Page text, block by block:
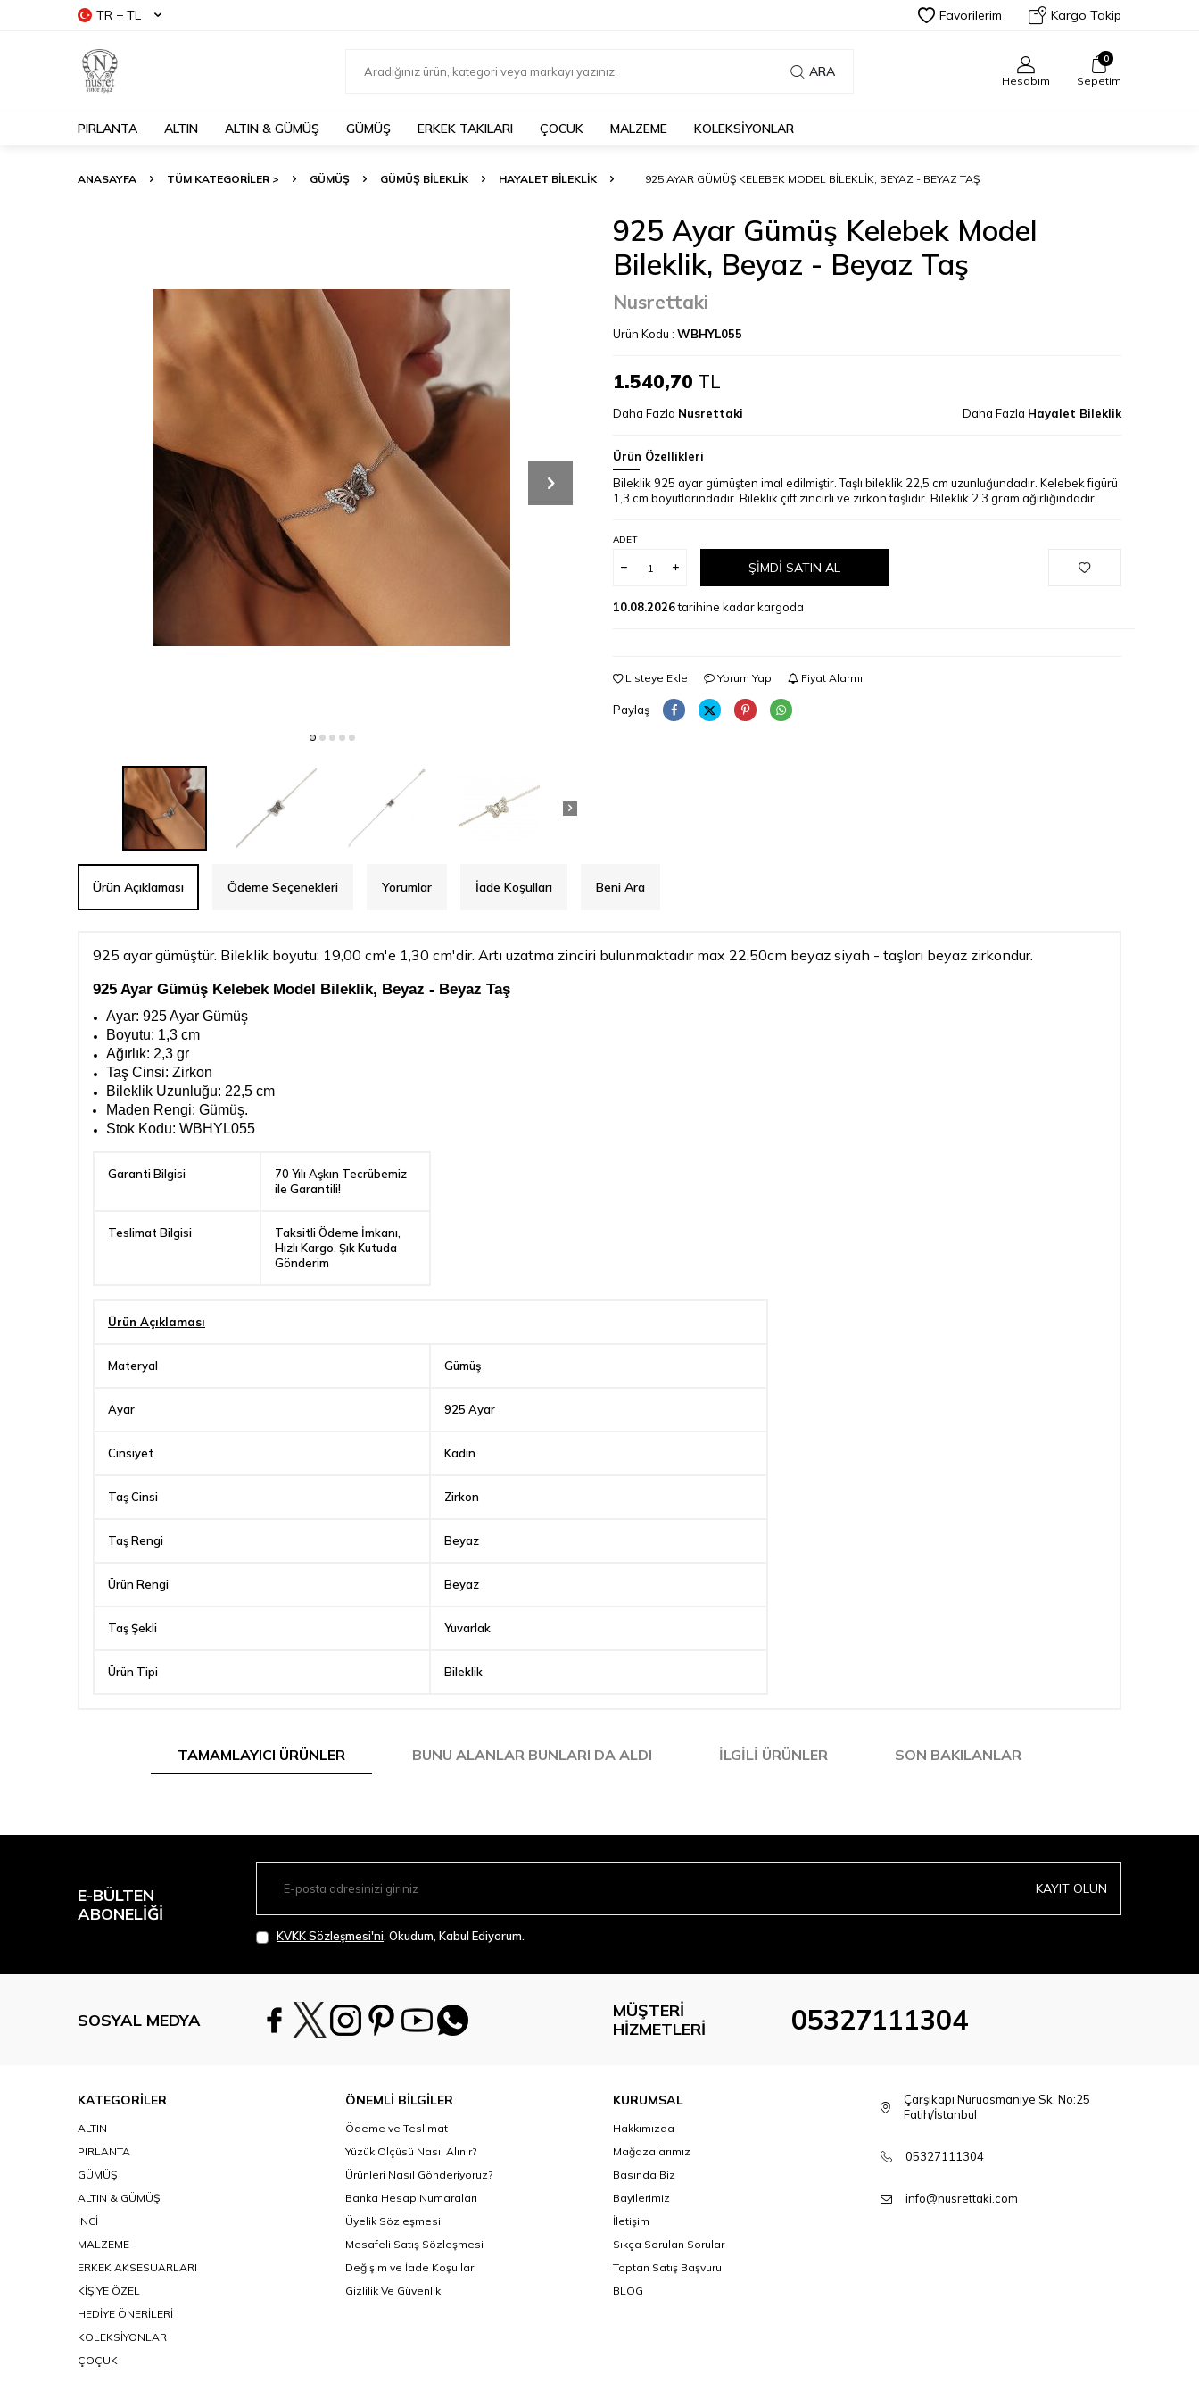
TR − TL Favorilerim Kargo Takip
ARA
Hesabım
0
Sepetim
PIRLANTA ALTIN ALTIN & GÜMÜŞ GÜMÜŞ ERKEK TAKILARI ÇOCUK MALZEME KOLEKSİYONLAR
ANASAYFA TÜM KATEGORİLER > GÜMÜŞ GÜMÜŞ BILEKLIK HAYALET BILEKLIK 925 AYAR GÜMÜŞ KELEBEK MODEL BILEKLIK, BEYAZ - BEYAZ TAŞ
925 Ayar Gümüş Kelebek Model
Bileklik, Beyaz - Beyaz Taş
Nusrettaki
Ürün Kodu : WBHYL055
1.540,70 TL
Daha Fazla Nusrettaki Daha Fazla Hayalet Bileklik
Ürün Özellikleri
Bileklik 925 ayar gümüşten imal edilmiştir. Taşlı bileklik 22,5 cm uzunluğundadır. Kelebek figürü
1,3 cm boyutlarındadır. Bileklik çift zincirli ve zirkon taşlıdır. Bileklik 2,3 gram ağırlığındadır.
ADET
ŞIMDI SATIN AL
10.08.2026tarihine kadar kargoda
Listeye Ekle Yorum Yap Fiyat Alarmı
Paylaş
Ürün Açıklaması Ödeme Seçenekleri Yorumlar İade Koşulları Beni Ara
925 ayar gümüştür. Bileklik boyutu: 19,00 cm'e 1,30 cm'dir. Artı uzatma zinciri bulunmaktadır max 22,50cm beyaz siyah - taşları beyaz zirkondur.
925 Ayar Gümüş Kelebek Model Bileklik, Beyaz - Beyaz Taş
Ayar: 925 Ayar Gümüş
Boyutu: 1,3 cm
Ağırlık: 2,3 gr
Taş Cinsi: Zirkon
Bileklik Uzunluğu: 22,5 cm
Maden Rengi: Gümüş.
Stok Kodu: WBHYL055
Garanti Bilgisi
70 Yılı Aşkın Tecrübemiz
ile Garantili!
Teslimat Bilgisi
Taksitli Ödeme İmkanı,
Hızlı Kargo, Şık Kutuda
Gönderim
Ürün Açıklaması
Materyal Gümüş
Ayar 925 Ayar
Cinsiyet Kadın
Taş Cinsi Zirkon
Taş Rengi Beyaz
Ürün Rengi Beyaz
Taş Şekli Yuvarlak
Ürün Tipi Bileklik
TAMAMLAYICI ÜRÜNLER BUNU ALANLAR BUNLARI DA ALDI İLGILI ÜRÜNLER SON BAKILANLAR
E-BÜLTEN
ABONELIĞI
KAYIT OLUN
KVKK Sözleşmesi'ni , Okudum, Kabul Ediyorum.
SOSYAL MEDYA
MÜŞTERI
HIZMETLERI
05327111304
KATEGORİLER
ALTIN
PIRLANTA
GÜMÜŞ
ALTIN & GÜMÜŞ
İNCİ
MALZEME
ERKEK AKSESUARLARI
KİŞİYE ÖZEL
HEDİYE ÖNERİLERİ
KOLEKSİYONLAR
ÇOÇUK
ÖNEMLİ BİLGİLER
Ödeme ve Teslimat
Yüzük Ölçüsü Nasıl Alınır?
Ürünleri Nasıl Gönderiyoruz?
Banka Hesap Numaraları
Üyelik Sözleşmesi
Mesafeli Satış Sözleşmesi
Değişim ve İade Koşulları
Gizlilik Ve Güvenlik
KURUMSAL
Hakkımızda
Mağazalarımız
Basında Biz
Bayilerimiz
İletişim
Sıkça Sorulan Sorular
Toptan Satış Başvuru
BLOG
Çarşıkapı Nuruosmaniye Sk. No:25
Fatih/İstanbul
05327111304
info@nusrettaki.com